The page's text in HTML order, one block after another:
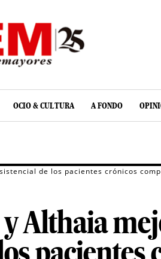
OCIO & CULTURA A FONDO
de los pacientes crónicos
Althaia